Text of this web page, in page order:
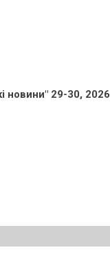
новини" 29-30, 2026